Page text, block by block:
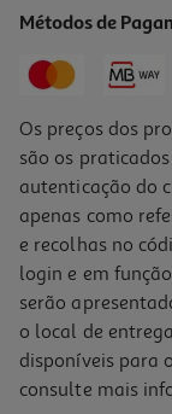
Métodos de
Os preços dos
são os
autenticação do
apenas como
e recolhas no
login e em
serão
o local de
disponíveis para
consulte mais